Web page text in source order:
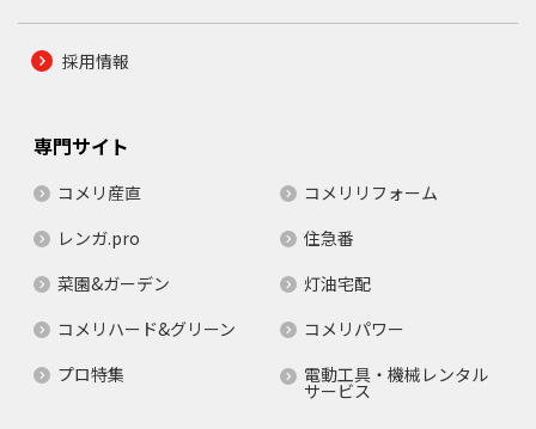
採用情報
専門サイト
コメリ産直
コメリリフォーム
レンガ.pro
住急番
菜園&ガーデン
灯油宅配
コメリハード&グリーン
コメリパワー
プロ特集
電動工具・機械レンタル
サービス